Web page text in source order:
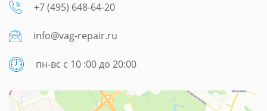
+7 (495) 648-64-20
info@vag-repair.ru
пн-вс с 10 :00 до 20:00